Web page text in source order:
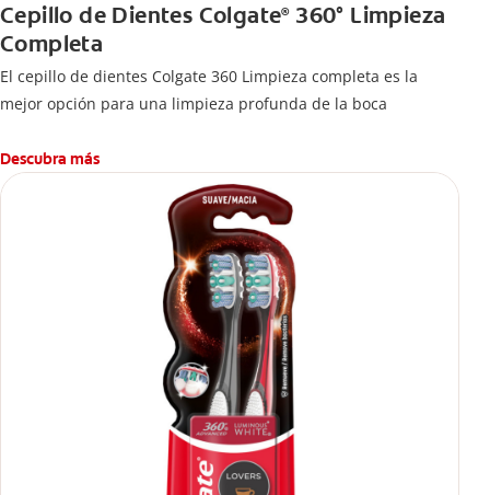
Cepillo de Dientes Colgate®360° Limpieza
Completa
El cepillo de dientes Colgate 360 Limpieza completa es la
mejor opción para una limpieza profunda de la boca
Descubra más